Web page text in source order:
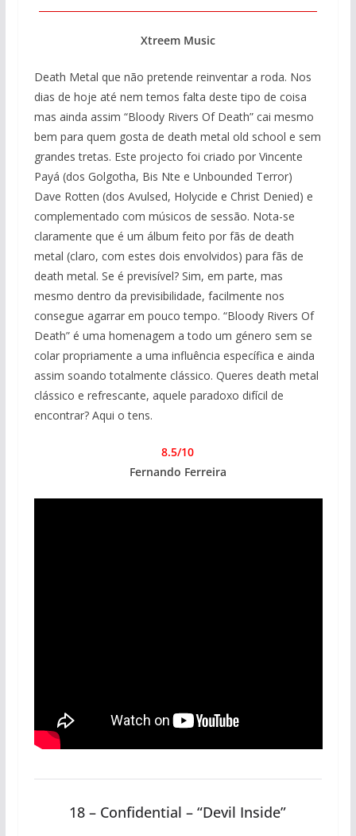
Xtreem Music
Death Metal que não pretende reinventar a roda. Nos
dias de hoje até nem temos falta deste tipo de coisa
mas ainda assim “Bloody Rivers Of Death” cai mesmo
bem para quem gosta de death metal old school e sem
grandes tretas. Este projecto foi criado por Vincente
Payá (dos Golgotha, Bis Nte e Unbounded Terror)
Dave Rotten (dos Avulsed, Holycide e Christ Denied) e
complementado com músicos de sessão. Nota-se
claramente que é um álbum feito por fãs de death
metal (claro, com estes dois envolvidos) para fãs de
death metal. Se é previsível? Sim, em parte, mas
mesmo dentro da previsibilidade, facilmente nos
consegue agarrar em pouco tempo. “Bloody Rivers Of
Death” é uma homenagem a todo um género sem se
colar propriamente a uma influência específica e ainda
assim soando totalmente clássico. Queres death metal
clássico e refrescante, aquele paradoxo difícil de
encontrar? Aqui o tens.
8.5/10
Fernando Ferreira
18 – Confidential – “Devil Inside”